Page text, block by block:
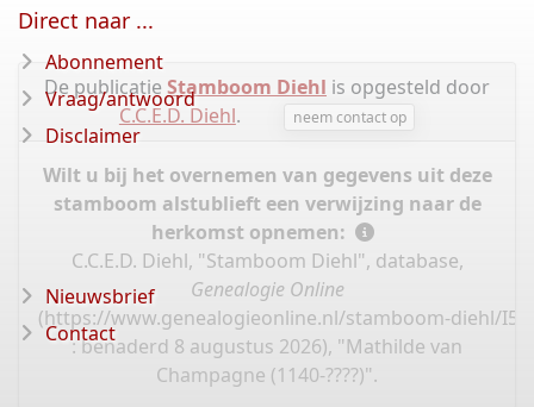
De publicatie Stamboom Diehl is opgesteld door
C.C.E.D. Diehl. neem contact op
Wilt u bij het overnemen van gegevens uit deze
stamboom alstublieft een verwijzing naar de
herkomst opnemen:
C.C.E.D. Diehl, "Stamboom Diehl", database,
Genealogie Online
(https://www.genealogieonline.nl/stamboom-diehl/
: benaderd 8 augustus 2026), "Mathilde van
Champagne (1140-????)".
Direct naar ...
Abonnement
Vraag/antwoord
Disclaimer
Nieuwsbrief
Contact